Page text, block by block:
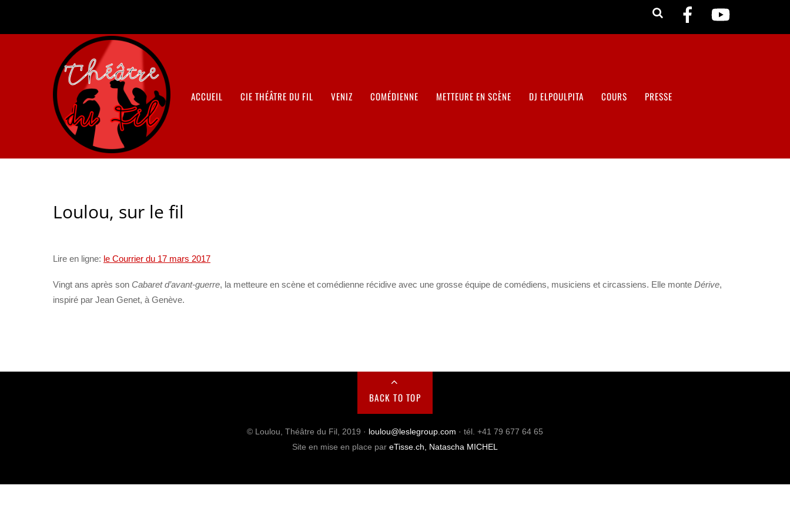
ACCUEIL CIE THÉÂTRE DU FIL VENIZ COMÉDIENNE METTEURE EN SCÈNE DJ ELPOULPITA COURS PRESSE
Loulou, sur le fil
Lire en ligne: le Courrier du 17 mars 2017
Vingt ans après son Cabaret d’avant-guerre, la metteure en scène et comédienne récidive avec une grosse équipe de comédiens, musiciens et circassiens. Elle monte Dérive,
inspiré par Jean Genet, à Genève.
BACK TO TOP
© Loulou, Théâtre du Fil, 2019 · loulou@leslegroup.com · tél. +41 79 677 64 65
Site en mise en place par eTisse.ch, Natascha MICHEL